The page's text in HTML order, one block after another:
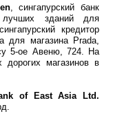
, сингапурский банк
лучших зданий для
кредитор
для магазина Prada,
5-ое Авеню, 724. На
магазинов в
of East Asia Ltd.